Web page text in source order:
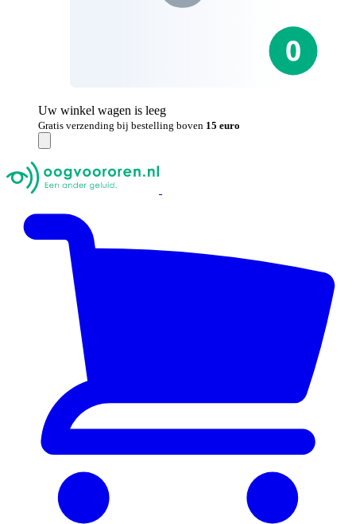
Uw winkel wagen is leeg
Gratis verzending bij bestelling boven 15 euro